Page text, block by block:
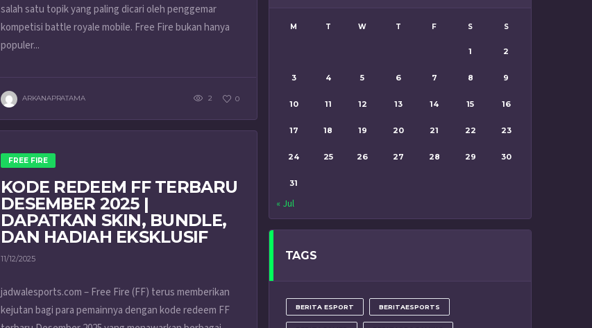
salah satu topik yang paling dicari oleh penggemar
kompetisi battle royale mobile. Free Fire bukan hanya
populer...
ARKANAPRATAMA 2 0
FREE FIRE
KODE REDEEM FF TERBARU
DESEMBER 2025 |
DAPATKAN SKIN, BUNDLE,
DAN HADIAH EKSKLUSIF
11/12/2025
jadwalesports.com – Free Fire (FF) terus memberikan
kejutan bagi para pemainnya dengan kode redeem FF
M T W T F S S
1 2
3 4 5 6 7 8 9
10 11 12 13 14 15 16
17 18 19 20 21 22 23
24 25 26 27 28 29 30
31
« Jul
TAGS
BERITA ESPORT BERITAESPORTS